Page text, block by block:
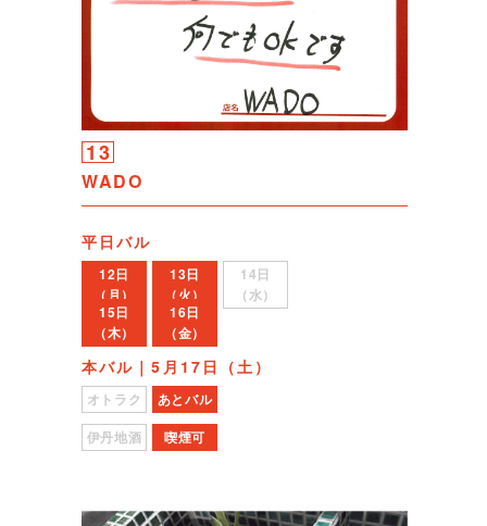
13
WADO
平日バル
12日
（月）
13日
（火）
14日
（水）
15日
（木）
16日
（金）
本バル｜5月17日（土）
オトラク
あとバル
伊丹地酒
喫煙可